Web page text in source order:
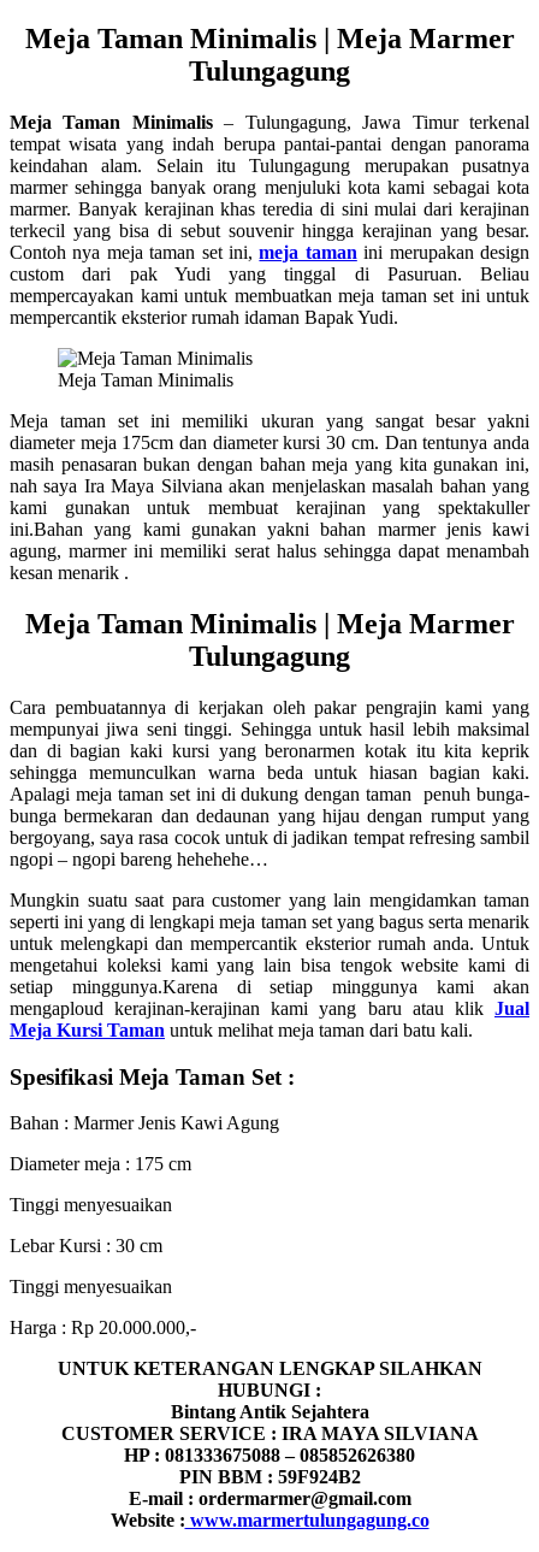
Meja Taman Minimalis | Meja Marmer
Tulungagung
Meja Taman Minimalis– Tulungagung, Jawa Timur terkenal
tempat wisata yang indah berupa pantai-pantai dengan panorama
keindahan alam. Selain itu Tulungagung merupakan pusatnya
marmer sehingga banyak orang menjuluki kota kami sebagai kota
marmer. Banyak kerajinan khas teredia di sini mulai dari kerajinan
terkecil yang bisa di sebut souvenir hingga kerajinan yang besar.
Contoh nya meja taman set ini,meja taman ini merupakan design
custom dari pak Yudi yang tinggal di Pasuruan. Beliau
mempercayakan kami untuk membuatkan meja taman set ini untuk
mempercantik eksterior rumah idaman Bapak Yudi.
Meja Taman Minimalis
Meja taman set ini memiliki ukuran yang sangat besar yakni
diameter meja 175cm dan diameter kursi 30 cm. Dan tentunya anda
masih penasaran bukan dengan bahan meja yang kita gunakan ini,
nah saya Ira Maya Silviana akan menjelaskan masalah bahan yang
kami gunakan untuk membuat kerajinan yang spektakuller
ini.Bahan yang kami gunakan yakni bahan marmer jenis kawi
agung, marmer ini memiliki serat halus sehingga dapat menambah
kesan menarik .
Meja Taman Minimalis | Meja Marmer
Tulungagung
Cara pembuatannya di kerjakan oleh pakar pengrajin kami yang
mempunyai jiwa seni tinggi. Sehingga untuk hasil lebih maksimal
dan di bagian kaki kursi yang beronarmen kotak itu kita keprik
sehingga memunculkan warna beda untuk hiasan bagian kaki.
Apalagi meja taman set ini di dukung dengan taman penuh bunga-
bunga bermekaran dan dedaunan yang hijau dengan rumput yang
bergoyang, saya rasa cocok untuk di jadikan tempat refresing sambil
ngopi – ngopi bareng hehehehe…
Mungkin suatu saat para customer yang lain mengidamkan taman
seperti ini yang di lengkapi meja taman set yang bagus serta menarik
untuk melengkapi dan mempercantik eksterior rumah anda. Untuk
mengetahui koleksi kami yang lain bisa tengok website kami di
setiap minggunya.Karena di setiap minggunya kami akan
mengaploud kerajinan-kerajinan kami yang baru atau klik Jual
Meja Kursi Taman untuk melihat meja taman dari batu kali.
Spesifikasi Meja Taman Set :
Bahan : Marmer Jenis Kawi Agung
Diameter meja : 175 cm
Tinggi menyesuaikan
Lebar Kursi : 30 cm
Tinggi menyesuaikan
Harga : Rp 20.000.000,-
UNTUK KETERANGAN LENGKAP SILAHKAN
HUBUNGI :
Bintang Antik Sejahtera
CUSTOMER SERVICE : IRA MAYA SILVIANA
HP : 081333675088 – 085852626380
PIN BBM : 59F924B2
E-mail : ordermarmer@gmail.com
Website : www.marmertulungagung.co